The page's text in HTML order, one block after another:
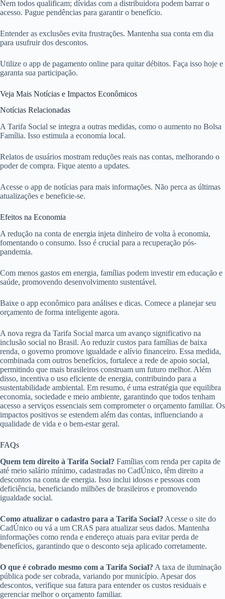
Nem todos qualificam; dívidas com a distribuidora podem barrar o
acesso. Pague pendências para garantir o benefício.
Entender as exclusões evita frustrações. Mantenha sua conta em dia
para usufruir dos descontos.
Utilize o app de pagamento online para quitar débitos. Faça isso hoje e
garanta sua participação.
Veja Mais Notícias e Impactos Econômicos
Notícias Relacionadas
A Tarifa Social se integra a outras medidas, como o aumento no Bolsa
Família. Isso estimula a economia local.
Relatos de usuários mostram reduções reais nas contas, melhorando o
poder de compra. Fique atento a updates.
Acesse o app de notícias para mais informações. Não perca as últimas
atualizações e beneficie-se.
Efeitos na Economia
A redução na conta de energia injeta dinheiro de volta à economia,
fomentando o consumo. Isso é crucial para a recuperação pós-
pandemia.
Com menos gastos em energia, famílias podem investir em educação e
saúde, promovendo desenvolvimento sustentável.
Baixe o app econômico para análises e dicas. Comece a planejar seu
orçamento de forma inteligente agora.
A nova regra da Tarifa Social marca um avanço significativo na
inclusão social no Brasil. Ao reduzir custos para famílias de baixa
renda, o governo promove igualdade e alívio financeiro. Essa medida,
combinada com outros benefícios, fortalece a rede de apoio social,
permitindo que mais brasileiros construam um futuro melhor. Além
disso, incentiva o uso eficiente de energia, contribuindo para a
sustentabilidade ambiental. Em resumo, é uma estratégia que equilibra
economia, sociedade e meio ambiente, garantindo que todos tenham
acesso a serviços essenciais sem comprometer o orçamento familiar. Os
impactos positivos se estendem além das contas, influenciando a
qualidade de vida e o bem-estar geral.
FAQs
Quem tem direito à Tarifa Social? Famílias com renda per capita de
até meio salário mínimo, cadastradas no CadÚnico, têm direito a
descontos na conta de energia. Isso inclui idosos e pessoas com
deficiência, beneficiando milhões de brasileiros e promovendo
igualdade social.
Como atualizar o cadastro para a Tarifa Social? Acesse o site do
CadÚnico ou vá a um CRAS para atualizar seus dados. Mantenha
informações como renda e endereço atuais para evitar perda de
benefícios, garantindo que o desconto seja aplicado corretamente.
O que é cobrado mesmo com a Tarifa Social? A taxa de iluminação
pública pode ser cobrada, variando por município. Apesar dos
descontos, verifique sua fatura para entender os custos residuais e
gerenciar melhor o orçamento familiar.